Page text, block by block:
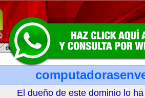
El dueño de este dominio lo